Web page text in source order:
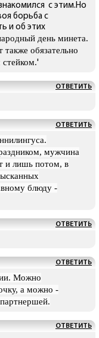
с этим.Но
борьба с
и об этих
день минета.
обязательно
'
ОТВЕТИТЬ
ОТВЕТИТЬ
мужчина
и лишь потом, в
блюду -
ОТВЕТИТЬ
ОТВЕТИТЬ
Можно
а можно -
ОТВЕТИТЬ